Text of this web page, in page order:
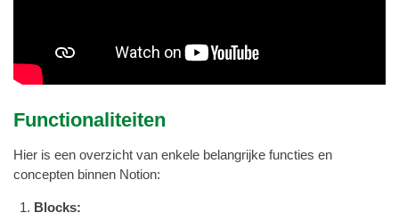
Functionaliteiten
Hier is een overzicht van enkele belangrijke functies en
concepten binnen Notion:
Blocks: